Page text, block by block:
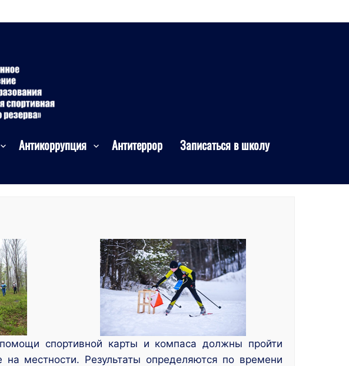
Антикоррупция Антитеррор Записаться в школу
спортивной карты и компаса должны пройти
местности. Результаты определяются по времени